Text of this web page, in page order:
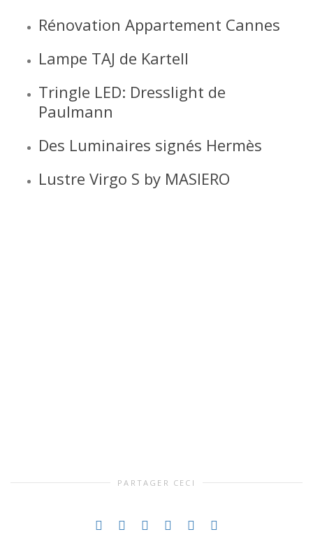
Rénovation Appartement Cannes
Lampe TAJ de Kartell
Tringle LED: Dresslight de
Paulmann
Des Luminaires signés Hermès
Lustre Virgo S by MASIERO
PARTAGER CECI